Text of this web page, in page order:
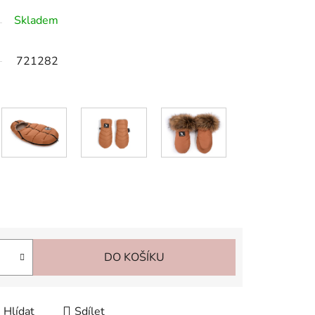
Skladem
721282
DO KOŠÍKU
Hlídat Sdílet